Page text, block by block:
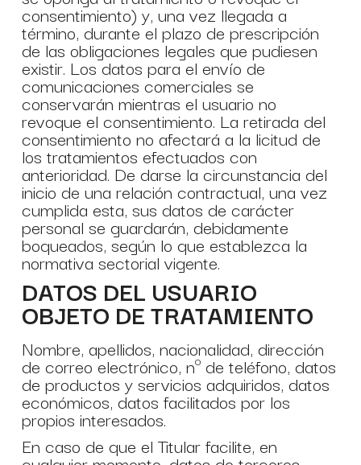
consentimiento) y, una vez llegada a
término, durante el plazo de prescripción
de las obligaciones legales que pudiesen
existir. Los datos para el envío de
comunicaciones comerciales se
conservarán mientras el usuario no
revoque el consentimiento. La retirada del
consentimiento no afectará a la licitud de
los tratamientos efectuados con
anterioridad. De darse la circunstancia del
inicio de una relación contractual, una vez
cumplida esta, sus datos de carácter
personal se guardarán, debidamente
boqueados, según lo que establezca la
normativa sectorial vigente.
DATOS DEL USUARIO
OBJETO DE TRATAMIENTO
Nombre, apellidos, nacionalidad, dirección
de correo electrónico, nº de teléfono, datos
de productos y servicios adquiridos, datos
económicos, datos facilitados por los
propios interesados.
En caso de que el Titular facilite, en